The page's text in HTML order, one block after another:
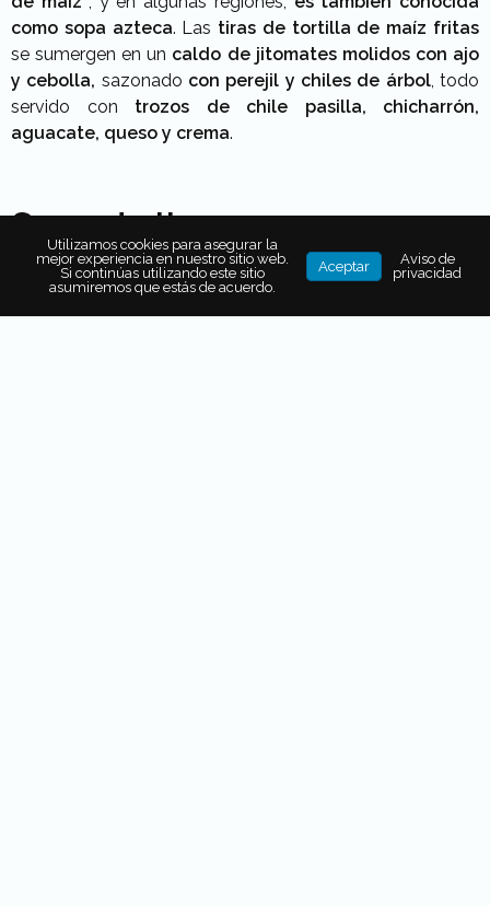
como sopa azteca. Las tiras de tortilla de maíz fritas
se sumergen en un caldo de jitomates molidos con ajo
y cebolla, sazonado con perejil y chiles de árbol, todo
servido con trozos de chile pasilla, chicharrón,
aguacate, queso y crema.
Sopa de lima
Utilizamos cookies para asegurar la
mejor experiencia en nuestro sitio web.
Si continúas utilizando este sitio
asumiremos que estás de acuerdo.
Aceptar
Aviso de
privacidad